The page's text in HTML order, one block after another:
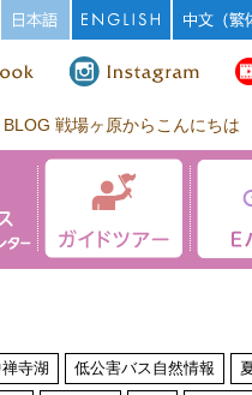
BLOG 戦場ヶ原からこんにちは
寺湖 低公害バス自然情報